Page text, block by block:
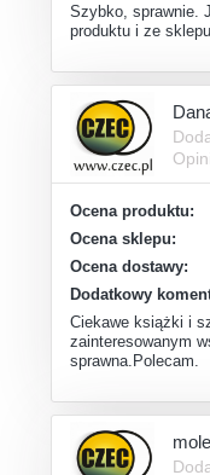
Szybko, sprawnie.
produktu i ze sklepu.
Ocena produktu:
Ocena sklepu:
Ocena dostawy:
Dodatkowy
Ciekawe książki i
zainteresowanym
sprawna.Polecam.